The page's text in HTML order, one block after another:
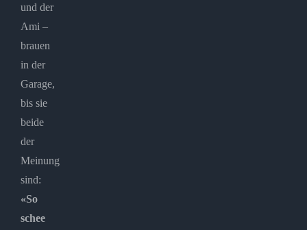
und der
Ami –
brauen
in der
Garage,
bis sie
beide
der
Meinung
sind:
«So
schee